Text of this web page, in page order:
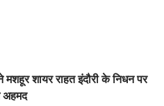
शायर राहत इंदौरी के निधन पर
अहमद